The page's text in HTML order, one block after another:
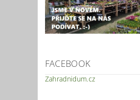
FACEBOOK
Zahradnidum.cz